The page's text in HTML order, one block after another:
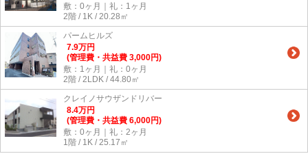
敷：0ヶ月｜礼：1ヶ月
2階 / 1K / 20.28㎡
パームヒルズ
7.9万円
(管理費・共益費 3,000円)
敷：1ヶ月｜礼：0ヶ月
2階 / 2LDK / 44.80㎡
クレイノサウザンドリバー
8.4万円
(管理費・共益費 6,000円)
敷：0ヶ月｜礼：2ヶ月
1階 / 1K / 25.17㎡